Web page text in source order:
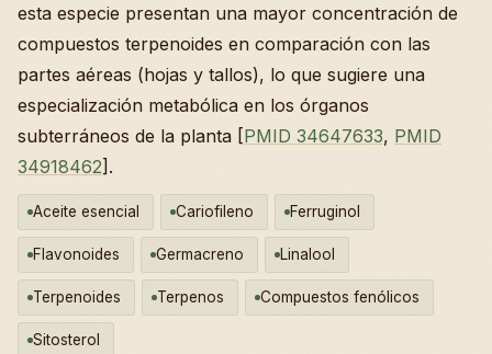
esta especie presentan una mayor concentración de
compuestos terpenoides en comparación con las
partes aéreas (hojas y tallos), lo que sugiere una
especialización metabólica en los órganos
subterráneos de la planta [PMID 34647633, PMID
34918462].
Aceite esencial Cariofileno Ferruginol
Flavonoides Germacreno Linalool
Terpenoides Terpenos Compuestos fenólicos
Sitosterol